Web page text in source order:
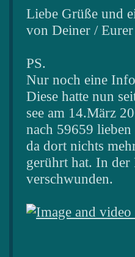
Liebe Grüße und
von Deiner /
PS.
Nur noch eine
Diese hatte nun
see am 14.März
nach 59659
da dort nichts
gerührt hat. In der
verschwunden.